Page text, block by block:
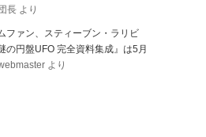
団長 より
ファン、スティーブン・ラリビ
の円盤UFO 完全資料集成』は5月
より